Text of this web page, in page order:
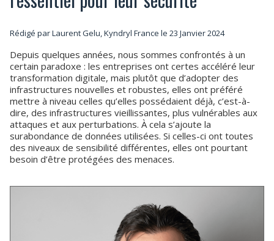
Rédigé par Laurent Gelu, Kyndryl France le 23 Janvier 2024
Depuis quelques années, nous sommes confrontés à un
certain paradoxe : les entreprises ont certes accéléré leur
transformation digitale, mais plutôt que d’adopter des
infrastructures nouvelles et robustes, elles ont préféré
mettre à niveau celles qu’elles possédaient déjà, c’est-à-
dire, des infrastructures vieillissantes, plus vulnérables aux
attaques et aux perturbations. À cela s’ajoute la
surabondance de données utilisées. Si celles-ci ont toutes
des niveaux de sensibilité différentes, elles ont pourtant
besoin d’être protégées des menaces.